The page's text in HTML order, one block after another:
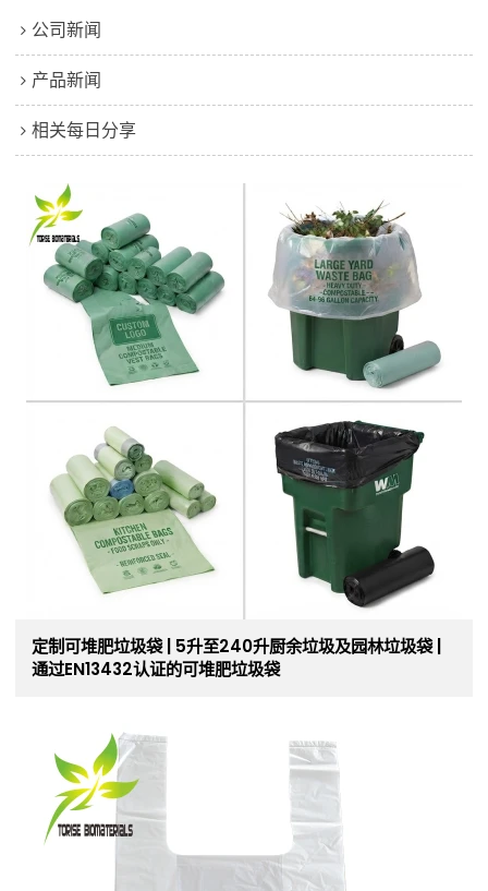
公司新闻
产品新闻
相关每日分享
定制可堆肥垃圾袋 | 5升至240升厨余垃圾及园林垃圾袋 |
通过EN13432认证的可堆肥垃圾袋